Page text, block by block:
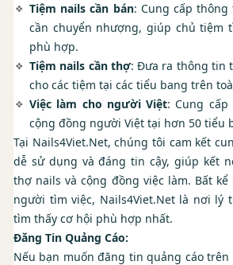
Tiệm nails cần bán: Cung cấp
cần chuyển nhượng, giúp chủ tiệm
phù hợp.
Tiệm nails cần thợ: Đưa ra thông tin
cho các tiệm tại các tiểu bang trên
Việc làm cho người Việt: Cung
cộng đồng người Việt tại hơn 50 tiểu
Tại Nails4Viet.Net, chúng tôi cam kết
dễ sử dụng và đáng tin cậy, giúp kết
thợ nails và cộng đồng việc làm. Bất
người tìm việc, Nails4Viet.Net là nơi lý
tìm thấy cơ hội phù hợp nhất.
Đăng Tin Quảng Cáo:
Nếu bạn muốn đăng tin quảng cáo